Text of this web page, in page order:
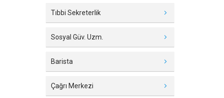
Tıbbi Sekreterlik
Sosyal Güv. Uzm.
Barista
Çağrı Merkezi